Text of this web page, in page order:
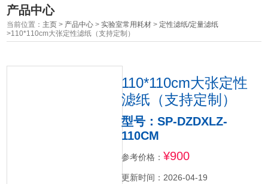
产品中心
当前位置： 主页 > 产品中心 >实验室常用耗材 > 定性滤纸/定量滤纸
>110*110cm大张定性滤纸（支持定制）
110*110cm大张定性
滤纸（支持定制）
型号：SP-DZDXLZ-
110CM
参考价格： ¥900
更新时间：2026-04-19